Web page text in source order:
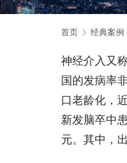
首页 经典案例
神经介入又
国的发病率
口老龄化，
新发脑卒中
元。其中，